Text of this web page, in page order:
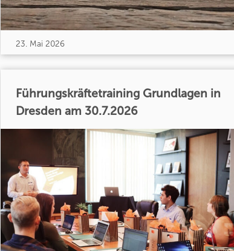
23. Mai 2026
Führungskräftetraining Grundlagen in
Dresden am 30.7.2026